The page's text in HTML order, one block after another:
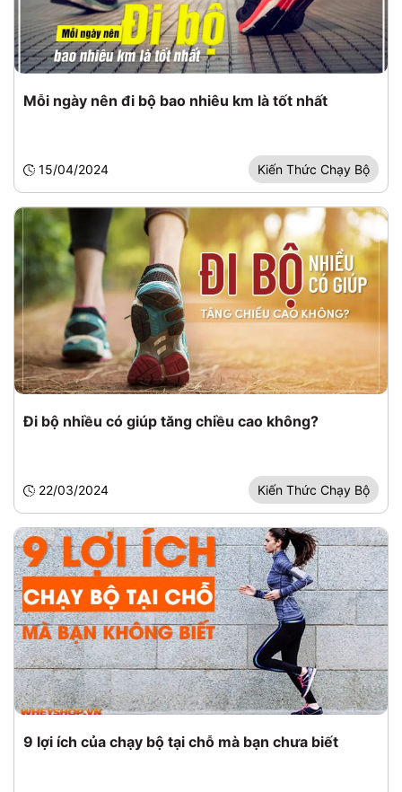
Mỗi ngày nên đi bộ bao nhiêu km là tốt nhất
15/04/2024 Kiến Thức Chạy Bộ
Đi bộ nhiều có giúp tăng chiều cao không?
22/03/2024 Kiến Thức Chạy Bộ
9 lợi ích của chạy bộ tại chỗ mà bạn chưa biết